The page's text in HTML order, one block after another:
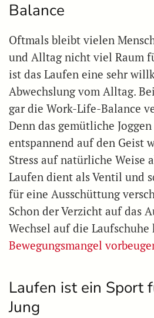
Balance
Oftmals bleibt vielen
und Alltag nicht viel Raum
ist das Laufen eine sehr
Abwechslung vom Alltag.
gar die Work-Life-Balance
Denn das gemütliche
entspannend auf den Geist
Stress auf natürliche Weise
Laufen dient als Ventil und
für eine Ausschüttung
Schon der Verzicht auf das
Wechsel auf die Laufschuhe
Bewegungsmangel
Laufen ist ein Sport
Jung